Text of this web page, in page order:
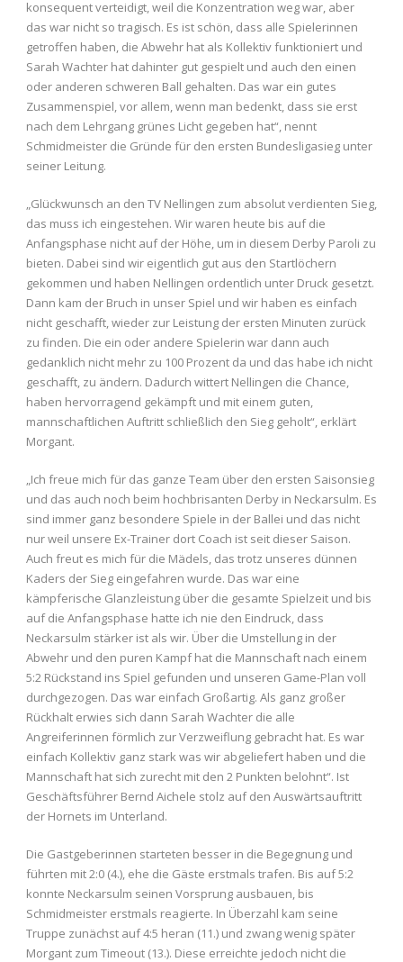
konsequent verteidigt, weil die Konzentration weg war, aber
das war nicht so tragisch. Es ist schön, dass alle Spielerinnen
getroffen haben, die Abwehr hat als Kollektiv funktioniert und
Sarah Wachter hat dahinter gut gespielt und auch den einen
oder anderen schweren Ball gehalten. Das war ein gutes
Zusammenspiel, vor allem, wenn man bedenkt, dass sie erst
nach dem Lehrgang grünes Licht gegeben hat“, nennt
Schmidmeister die Gründe für den ersten Bundesligasieg unter
seiner Leitung.
„Glückwunsch an den TV Nellingen zum absolut verdienten Sieg,
das muss ich eingestehen. Wir waren heute bis auf die
Anfangsphase nicht auf der Höhe, um in diesem Derby Paroli zu
bieten. Dabei sind wir eigentlich gut aus den Startlöchern
gekommen und haben Nellingen ordentlich unter Druck gesetzt.
Dann kam der Bruch in unser Spiel und wir haben es einfach
nicht geschafft, wieder zur Leistung der ersten Minuten zurück
zu finden. Die ein oder andere Spielerin war dann auch
gedanklich nicht mehr zu 100 Prozent da und das habe ich nicht
geschafft, zu ändern. Dadurch wittert Nellingen die Chance,
haben hervorragend gekämpft und mit einem guten,
mannschaftlichen Auftritt schließlich den Sieg geholt“, erklärt
Morgant.
„Ich freue mich für das ganze Team über den ersten Saisonsieg
und das auch noch beim hochbrisanten Derby in Neckarsulm. Es
sind immer ganz besondere Spiele in der Ballei und das nicht
nur weil unsere Ex-Trainer dort Coach ist seit dieser Saison.
Auch freut es mich für die Mädels, das trotz unseres dünnen
Kaders der Sieg eingefahren wurde. Das war eine
kämpferische Glanzleistung über die gesamte Spielzeit und bis
auf die Anfangsphase hatte ich nie den Eindruck, dass
Neckarsulm stärker ist als wir. Über die Umstellung in der
Abwehr und den puren Kampf hat die Mannschaft nach einem
5:2 Rückstand ins Spiel gefunden und unseren Game-Plan voll
durchgezogen. Das war einfach Großartig. Als ganz großer
Rückhalt erwies sich dann Sarah Wachter die alle
Angreiferinnen förmlich zur Verzweiflung gebracht hat. Es war
einfach Kollektiv ganz stark was wir abgeliefert haben und die
Mannschaft hat sich zurecht mit den 2 Punkten belohnt“. Ist
Geschäftsführer Bernd Aichele stolz auf den Auswärtsauftritt
der Hornets im Unterland.
Die Gastgeberinnen starteten besser in die Begegnung und
führten mit 2:0 (4.), ehe die Gäste erstmals trafen. Bis auf 5:2
konnte Neckarsulm seinen Vorsprung ausbauen, bis
Schmidmeister erstmals reagierte. In Überzahl kam seine
Truppe zunächst auf 4:5 heran (11.) und zwang wenig später
Morgant zum Timeout (13.). Diese erreichte jedoch nicht die